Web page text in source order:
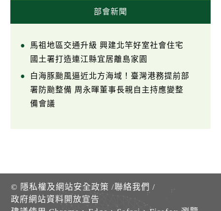
部會新聞
馬祖地區交通升級 興建北竿好室社會住宅
國土署打造連江縣宜居離島家園
白海豚颱風逼近北方海域！臺灣港務提前部
署防颱整備 周永暉董事長親自主持應變整
備會議
© 隱私權及網站安全政策 /聯絡我們 /
政府網站資料開放宣告